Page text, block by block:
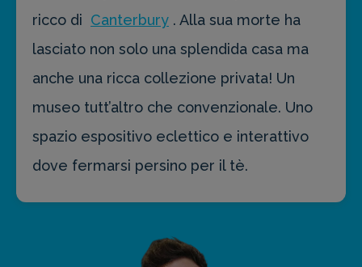
ricco di Canterbury . Alla sua morte ha
lasciato non solo una splendida casa ma
anche una ricca collezione privata! Un
museo tutt’altro che convenzionale. Uno
spazio espositivo eclettico e interattivo
dove fermarsi persino per il tè.